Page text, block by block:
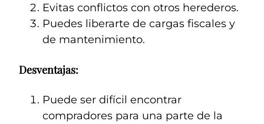
Evitas conflictos con otros herederos.
Puedes liberarte de cargas fiscales y
de mantenimiento.
Desventajas:
Puede ser difícil encontrar
compradores para una parte de la